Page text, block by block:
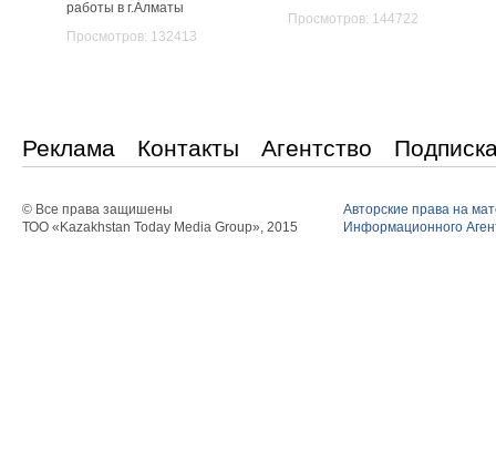
работы в г.Алматы
Просмотров: 132413
Просмотров: 144722
Реклама Контакты Агентство
© Все права защишены
ТОО «Kazakhstan Today Media Group», 2015
Авторские права на
Информационного